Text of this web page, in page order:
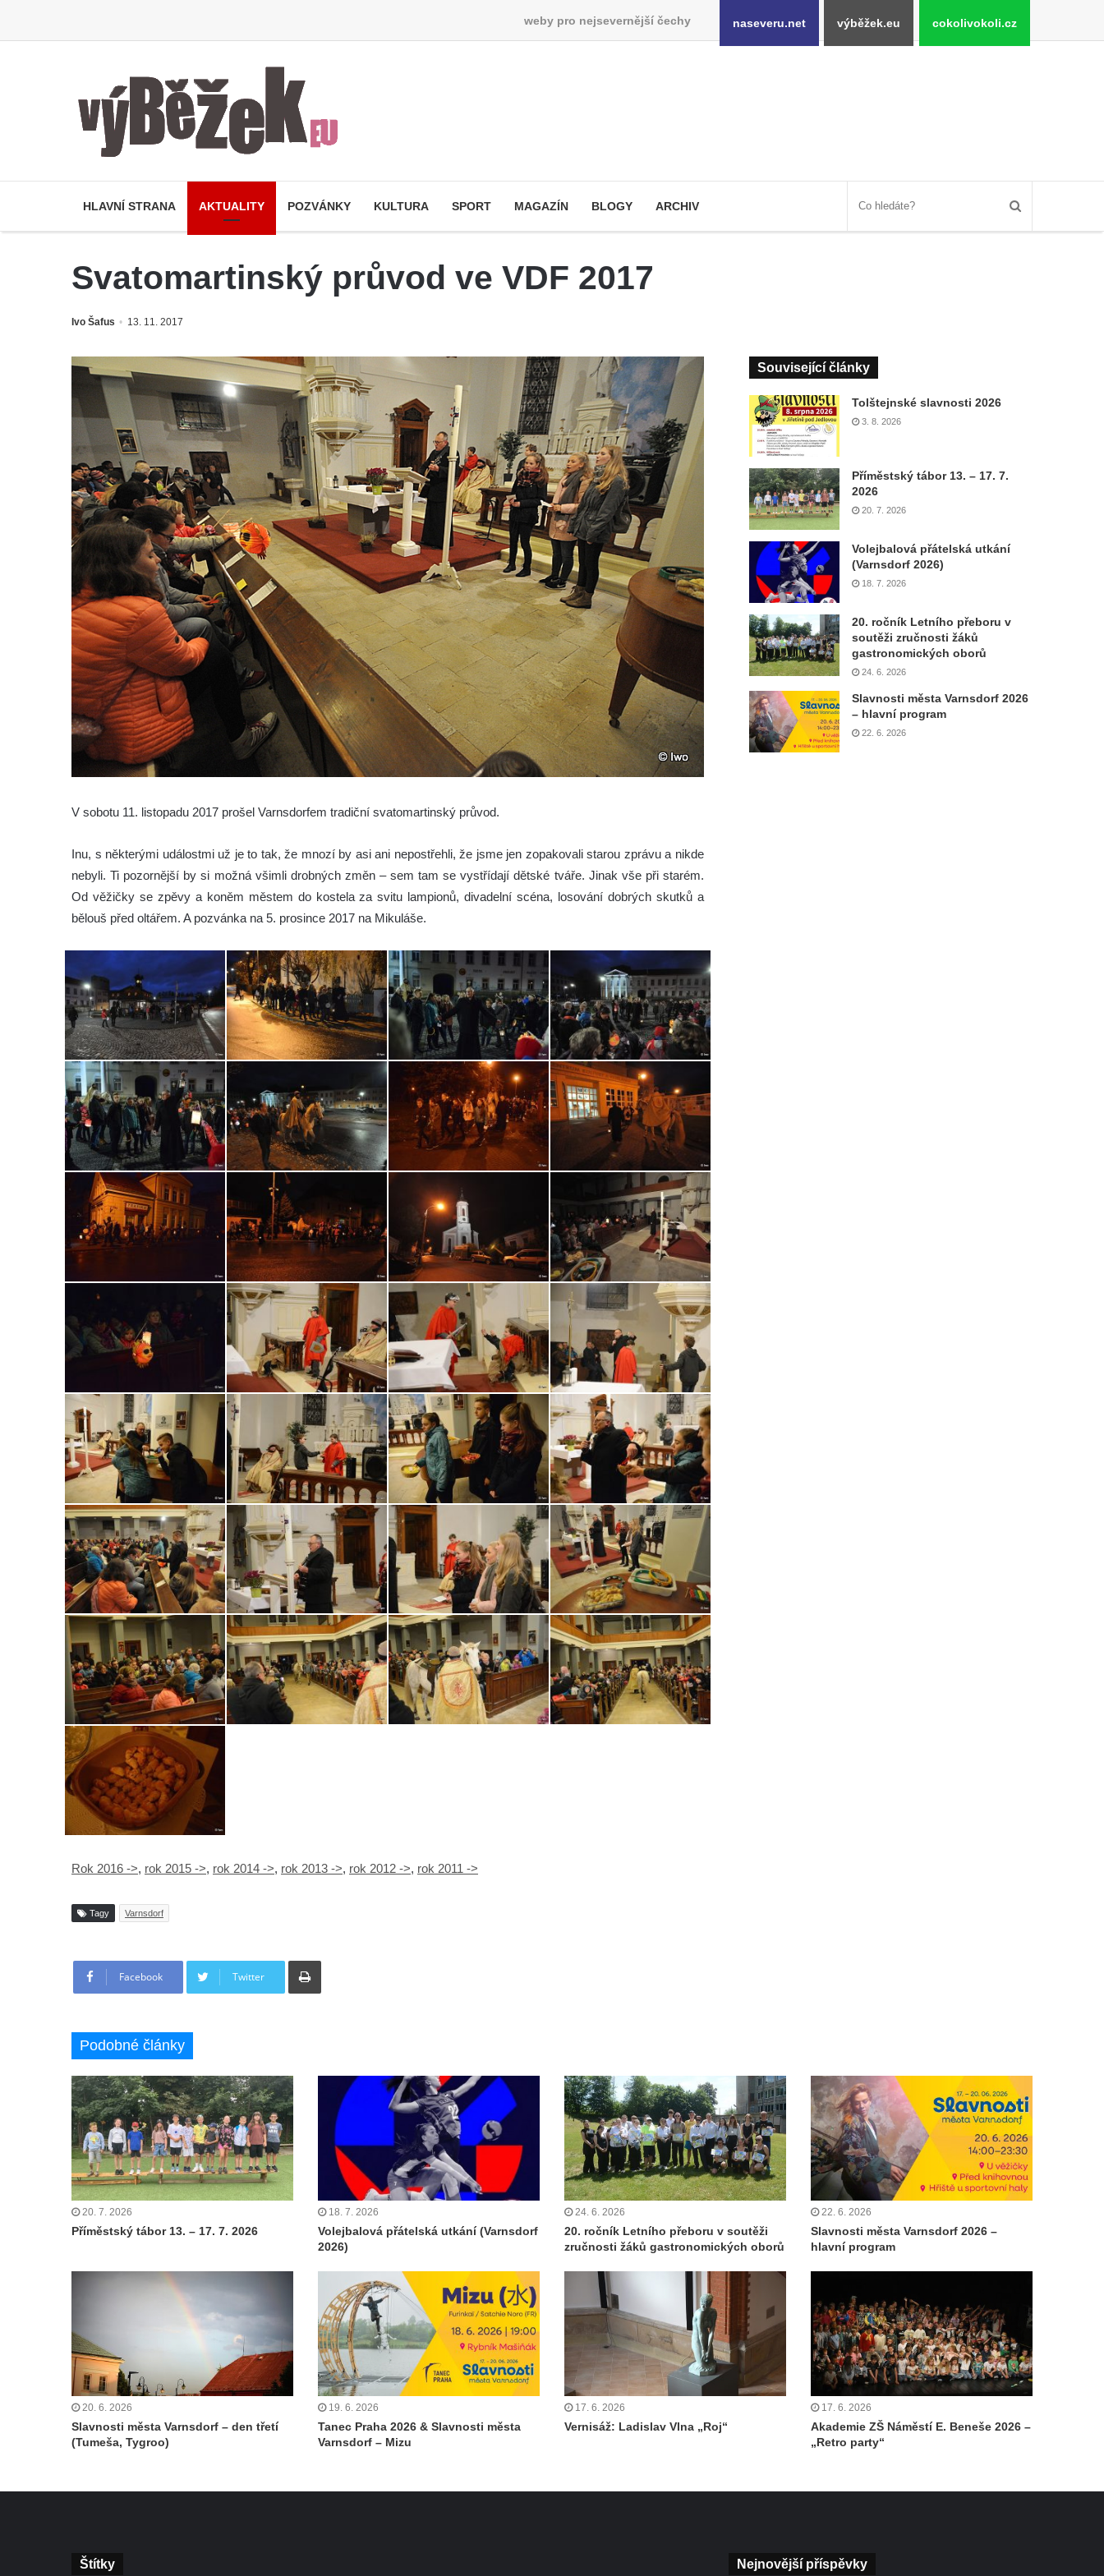
weby pro nejsevernější čechy naseveru.net výběžek.eu cokolivokoli.cz
HLAVNÍ STRANA AKTUALITY POZVÁNKY KULTURA SPORT MAGAZÍN BLOGY ARCHIV
Svatomartinský průvod ve VDF 2017
Ivo Šafus 13. 11. 2017
V sobotu 11. listopadu 2017 prošel Varnsdorfem tradiční svatomartinský průvod.
Inu, s některými událostmi už je to tak, že mnozí by asi ani nepostřehli, že jsme jen zopakovali starou zprávu a nikde
nebyli. Ti pozornější by si možná všimli drobných změn – sem tam se vystřídají dětské tváře. Jinak vše při starém.
Od věžičky se zpěvy a koněm městem do kostela za svitu lampionů, divadelní scéna, losování dobrých skutků a
bělouš před oltářem. A pozvánka na 5. prosince 2017 na Mikuláše.
Rok 2016 ->, rok 2015 ->, rok 2014 ->, rok 2013 ->, rok 2012 ->, rok 2011 ->
Tagy Varnsdorf
Facebook Twitter
Tisknout
Související články
Tolštejnské slavnosti 2026
3. 8. 2026
Příměstský tábor 13. – 17. 7.
2026
20. 7. 2026
Volejbalová přátelská utkání
(Varnsdorf 2026)
18. 7. 2026
20. ročník Letního přeboru v
soutěži zručnosti žáků
gastronomických oborů
24. 6. 2026
Slavnosti města Varnsdorf 2026
– hlavní program
22. 6. 2026
Podobné články
20. 7. 2026
Příměstský tábor 13. – 17. 7. 2026
18. 7. 2026
Volejbalová přátelská utkání (Varnsdorf
2026)
24. 6. 2026
20. ročník Letního přeboru v soutěži
zručnosti žáků gastronomických oborů
22. 6. 2026
Slavnosti města Varnsdorf 2026 –
hlavní program
20. 6. 2026
Slavnosti města Varnsdorf – den třetí
(Tumeša, Tygroo)
19. 6. 2026
Tanec Praha 2026 & Slavnosti města
Varnsdorf – Mizu
17. 6. 2026
Vernisáž: Ladislav Vlna „Roj“
17. 6. 2026
Akademie ZŠ Náměstí E. Beneše 2026 –
„Retro party“
Štítky Nejnovější příspěvky